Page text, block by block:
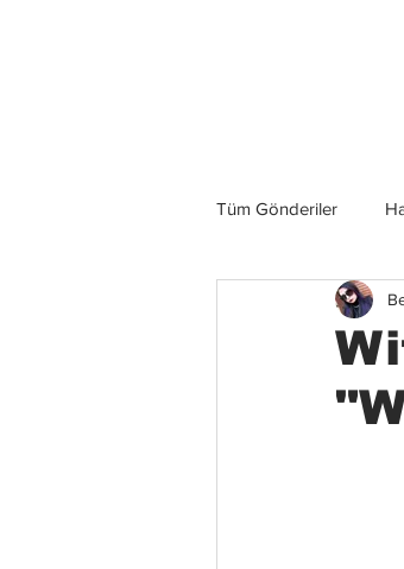
Tüm Gönderiler
Grup İncelemeleri